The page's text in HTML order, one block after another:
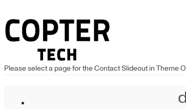
Please select a page for the Contact Slideout in Theme